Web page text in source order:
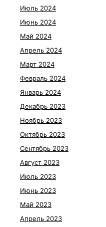
Июль 2024
Июнь 2024
Май 2024
Апрель 2024
Март 2024
Февраль 2024
Январь 2024
Декабрь 2023
Ноябрь 2023
Октябрь 2023
Сентябрь 2023
Август 2023
Июль 2023
Июнь 2023
Май 2023
Апрель 2023